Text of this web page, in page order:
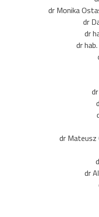
dr Monika
dr
dr
dr
dr Mateusz
dr